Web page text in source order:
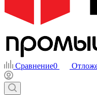
Сравнение0